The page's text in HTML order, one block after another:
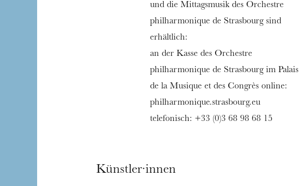
und die Mittagsmusik des Orchestre
philharmonique de Strasbourg sind
erhältlich:
an der Kasse des Orchestre
philharmonique de Strasbourg im Palais
de la Musique et des Congrès online:
philharmonique.strasbourg.eu
telefonisch: +33 (0)3 68 98 68 15
Künstler·innen